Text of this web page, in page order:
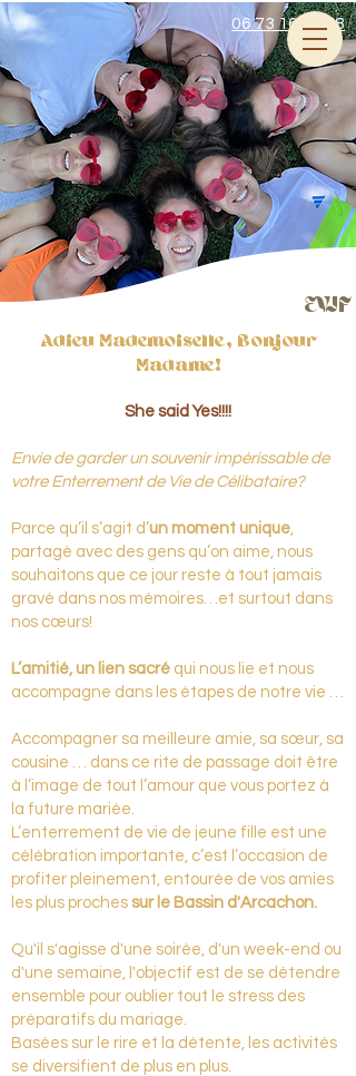
06 73 16 87 78
EVJF
Adieu Mademoiselle, Bonjour
Madame!
She said Yes!!!!
Envie de garder un souvenir impérissable de
votre Enterrement de Vie de Célibataire?
Parce qu’il s’agit d’un moment unique,
partagé avec des gens qu’on aime, nous
souhaitons que ce jour reste à tout jamais
gravé dans nos mémoires…et surtout dans
nos cœurs!
L’amitié, un lien sacré qui nous lie et nous
accompagne dans les étapes de notre vie …
Accompagner sa meilleure amie, sa sœur, sa
cousine … dans ce rite de passage doit être
à l’image de tout l’amour que vous portez à
la future mariée.
L’enterrement de vie de jeune fille est une
célébration importante, c’est l’occasion de
profiter pleinement, entourée de vos amies
les plus proches sur le Bassin d'Arcachon.
Qu'il s'agisse d'une soirée, d'un week-end ou
d'une semaine, l'objectif est de se détendre
ensemble pour oublier tout le stress des
préparatifs du mariage.
Basées sur le rire et la détente, les activités
se diversifient de plus en plus.